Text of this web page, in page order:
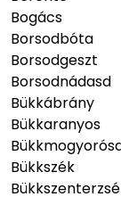
Bogács
Borsodbóta
Borsodgeszt
Borsodnádasd
Bükkábrány
Bükkaranyos
Bükkszék